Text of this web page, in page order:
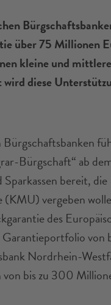
über 75 Millionen
kleine und
diese
Bürgschaft“ ab
bereit,
vergeben
des
Nordrhein-
von bis zu 300